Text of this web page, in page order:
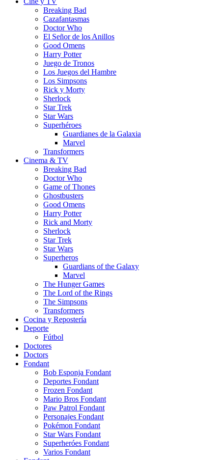
Breaking Bad
Cazafantasmas
Doctor Who
El Señor de los Anillos
Good Omens
Harry Potter
Juego de Tronos
Los Juegos del Hambre
Los Simpsons
Rick y Morty
Sherlock
Star Trek
Star Wars
Superhéroes
Guardianes de la Galaxia
Marvel
Transformers
Cinema & TV
Breaking Bad
Doctor Who
Game of Thones
Ghostbusters
Good Omens
Harry Potter
Rick and Morty
Sherlock
Star Trek
Star Wars
Superheros
Guardians of the Galaxy
Marvel
The Hunger Games
The Lord of the Rings
The Simpsons
Transformers
Cocina y Repostería
Deporte
Fútbol
Doctores
Doctors
Fondant
Bob Esponja Fondant
Deportes Fondant
Frozen Fondant
Mario Bros Fondant
Paw Patrol Fondant
Personajes Fondant
Pokémon Fondant
Star Wars Fondant
Superheróes Fondant
Varios Fondant